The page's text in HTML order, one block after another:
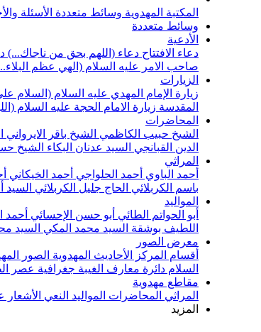
المكتبة المهدوية وسائط متعددة الأسئلة
وسائط متعددة
الأدعية
دعاء الافتتاح دعاء (اللهم بحق من ناجاك...)
صاحب الامر عليه السلام (الهي عظم
الزيارات
زيارة الإمام المهدي عليه السلام (السلام
المقدسة زيارة الامام الحجة عليه السلام
المحاضرات
الشيخ حبيب الكاظمي الشيخ باقر الايرواني
الدين القبانجي السيد عدنان البكاء الشيخ
المراثي
أحمد الباوي أحمد الحلواجي أحمد الخيكاني
باسم الكربلائي الحاج جليل الكربلائي السيد
المواليد
أبو الحواتم الطائي أبو حسن الإحسائي أحمد
اللطيف بوشقة السيد محمد المكي السيد
معرض الصور
أقسام المركز
الأحاديث المهدوية الصور
السلام دائرة معارف الغيبة جغرافية عصر
مقاطع مهدوية
المراثي المحاضرات المواليد النعي الأشعار
المزيد